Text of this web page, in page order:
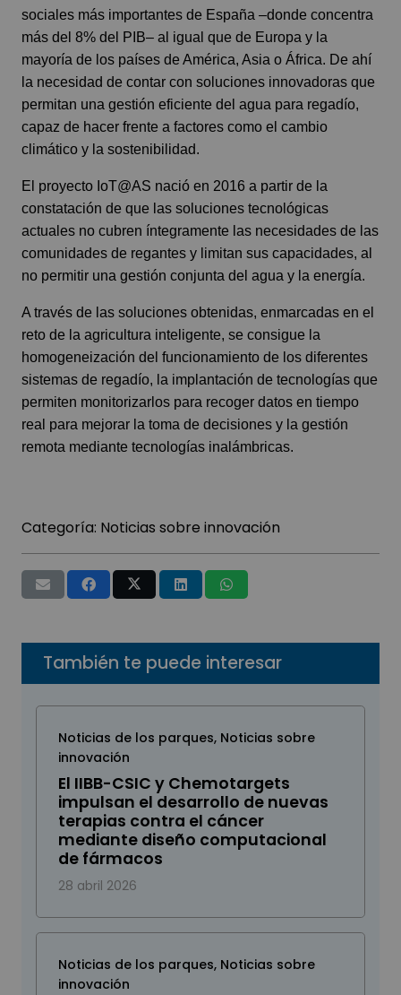
sociales más importantes de España –donde concentra
más del 8% del PIB– al igual que de Europa y la
mayoría de los países de América, Asia o África. De ahí
la necesidad de contar con soluciones innovadoras que
permitan una gestión eficiente del agua para regadío,
capaz de hacer frente a factores como el cambio
climático y la sostenibilidad.
El proyecto IoT@AS nació en 2016 a partir de la
constatación de que las soluciones tecnológicas
actuales no cubren íntegramente las necesidades de las
comunidades de regantes y limitan sus capacidades, al
no permitir una gestión conjunta del agua y la energía.
A través de las soluciones obtenidas, enmarcadas en el
reto de la agricultura inteligente, se consigue la
homogeneización del funcionamiento de los diferentes
sistemas de regadío, la implantación de tecnologías que
permiten monitorizarlos para recoger datos en tiempo
real para mejorar la toma de decisiones y la gestión
remota mediante tecnologías inalámbricas.
Categoría: Noticias sobre innovación
También te puede interesar
Noticias de los parques, Noticias sobre
innovación
El IIBB-CSIC y Chemotargets
impulsan el desarrollo de nuevas
terapias contra el cáncer
mediante diseño computacional
de fármacos
28 abril 2026
Noticias de los parques, Noticias sobre
innovación